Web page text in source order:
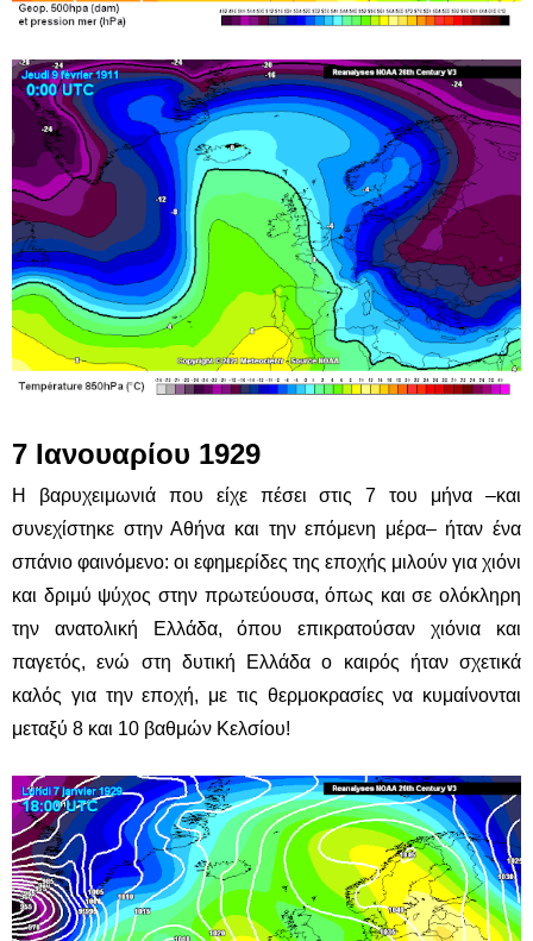
7 Ιανουαρίου 1929
Η βαρυχειμωνιά που είχε πέσει στις 7 του μήνα –και
συνεχίστηκε στην Αθήνα και την επόμενη μέρα– ήταν ένα
σπάνιο φαινόμενο: οι εφημερίδες της εποχής μιλούν για χιόνι
και δριμύ ψύχος στην πρωτεύουσα, όπως και σε ολόκληρη
την ανατολική Ελλάδα, όπου επικρατούσαν χιόνια και
παγετός, ενώ στη δυτική Ελλάδα ο καιρός ήταν σχετικά
καλός για την εποχή, με τις θερμοκρασίες να κυμαίνονται
μεταξύ 8 και 10 βαθμών Κελσίου!